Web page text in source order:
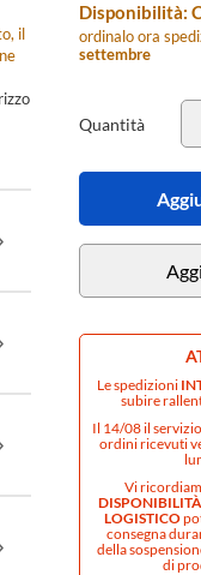
il
Disponibilità:
ordinalo ora
settembre
Quantità
Le spedizioni
subire
Il 14/08 il
ordini ricevuti
Vi
LOGISTICO
consegna
della
di